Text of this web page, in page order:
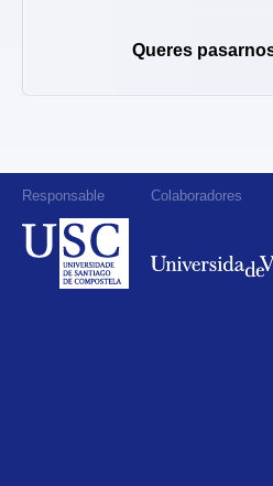
Queres
Responsable Colaboradores